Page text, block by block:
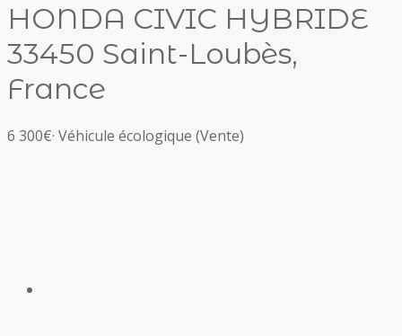
HONDA CIVIC HYBRIDE
33450 Saint-Loubès,
France
6 300€· Véhicule écologique (Vente)